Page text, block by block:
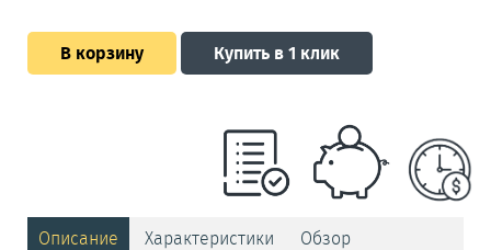
В корзину Купить в 1 клик
Описание Характеристики Обзор